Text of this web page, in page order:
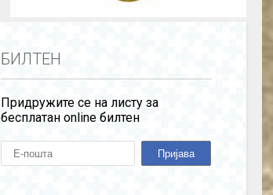
БИЛТЕН
Придружите се на листу за
бесплатан online билтен